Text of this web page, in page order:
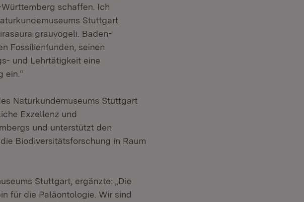
schaffen. Ich
Stuttgart
grauvogeli. Baden-
Fossilienfunden, seinen
und Lehrtätigkeit eine
ein.“
Naturkundemuseums Stuttgart
Exzellenz und
und unterstützt den
Biodiversitätsforschung in Raum
Stuttgart, ergänzte: „Die
für die Paläontologie. Wir sind